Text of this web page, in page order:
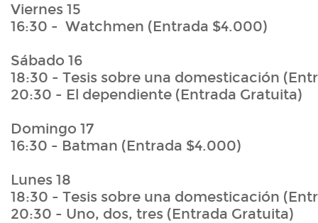
Viernes 15
16:30 - Watchmen (Entrada $4.000)
Sábado 16
18:30 - Tesis sobre una domesticación
20:30 - El dependiente (Entrada Gratuita)
Domingo 17
16:30 - Batman (Entrada $4.000)
Lunes 18
18:30 - Tesis sobre una domesticación
20:30 - Uno, dos, tres (Entrada Gratuita)